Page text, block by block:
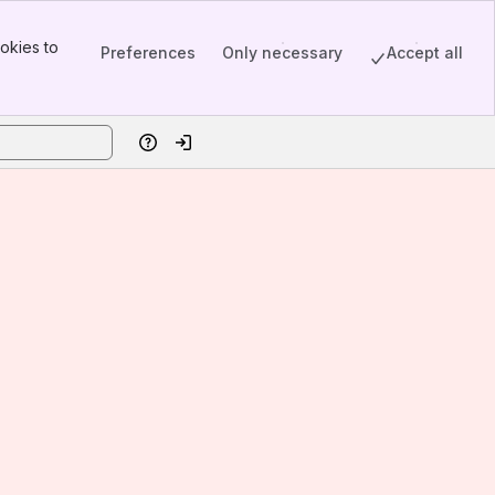
to
Preferences Only necessary Accept all
HelpLog in